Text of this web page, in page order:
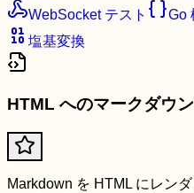
WebSocket テスト
Go
塩基変換
HTML へのマークダウン
Markdown を HTML にレン